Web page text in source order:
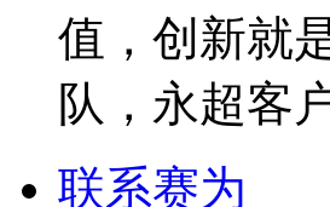
值，创新就
队，永超客
联系赛为